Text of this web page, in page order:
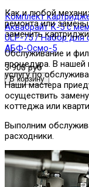
Комплект
Аквабрайт К-5 с
ULP-75 / Набор для
АБФ-Осмо-5
3 900 руб
Как и любой
ремонта или
заменить
Обслуживание и
процедура. В нашей
услугу по
Наши мастера
осуществить
коттеджа или
Выполним
расходники.